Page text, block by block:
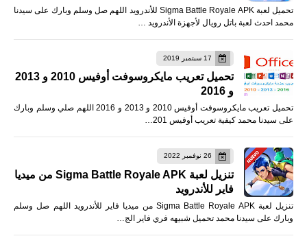
تحميل لعبة Sigma Battle Royale APK للأندرويد اللهم صل وسلم وبارك على سيدنا
محمد احدث لعبة باتل رويال لأجهزة الأندرويد …
17 سبتمبر 2019
تحميل تعريب مايكروسوفت أوفيس 2010 و 2013
و 2016
تحميل تعريب مايكروسوفت أوفيس 2010 و 2013 و 2016 اللهم صلي وسلم وبارك
على سيدنا محمد كيفية تعريب أوفيس 201…
26 نوفمبر 2022
تنزيل لعبة Sigma Battle Royale APK من ميديا
فاير للأندرويد
تنزيل لعبة Sigma Battle Royale APK من ميديا فاير للأندرويد اللهم صل وسلم
وبارك على سيدنا محمد تحميل شبيهه فري فاير الج…